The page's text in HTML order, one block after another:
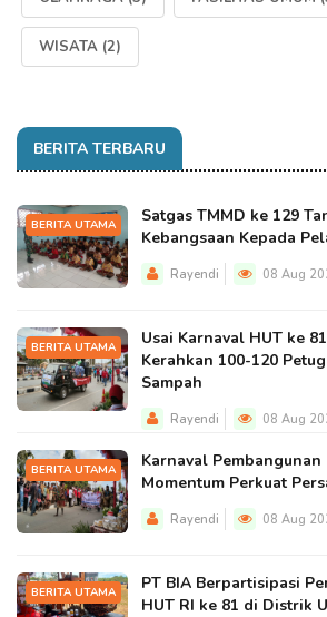
WISATA (2)
BERITA TERBARU
BERITA UTAMA
Satgas TMMD ke 129
Kebangsaan Kepada
Rayendi 08 Aug
BERITA UTAMA
Usai Karnaval HUT ke
Kerahkan 100-120
Sampah
Rayendi 08 Aug
BERITA UTAMA
Karnaval Pembangunan
Momentum Perkuat
Rayendi 08 Aug
BERITA UTAMA
PT BIA Berpartisipasi
HUT RI ke 81 di Distrik